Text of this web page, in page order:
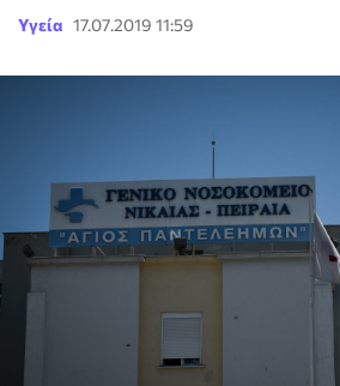
Υγεία 17.07.2019 11:59